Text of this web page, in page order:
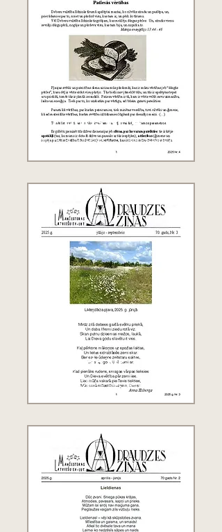
70. gads Nr. 4
2025.g. oktobris - decembris
70. gads Nr. 3
2025.g. jūlijs - septembris